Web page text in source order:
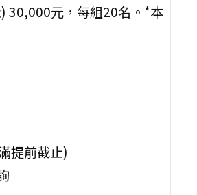
30,000元，每組20名。*本
提前截止)